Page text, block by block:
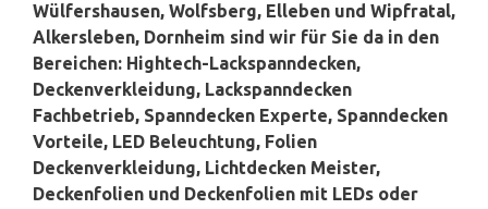
Wülfershausen, Wolfsberg, Elleben und Wipfratal,
Alkersleben, Dornheim sind wir für Sie da in den
Bereichen: Hightech-Lackspanndecken,
Deckenverkleidung, Lackspanndecken
Fachbetrieb, Spanndecken Experte, Spanndecken
Vorteile, LED Beleuchtung, Folien
Deckenverkleidung, Lichtdecken Meister,
Deckenfolien und Deckenfolien mit LEDs oder